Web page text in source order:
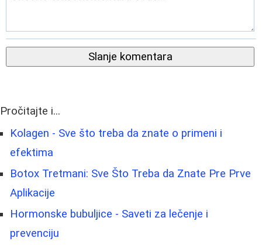
Slanje komentara
Pročitajte i...
Kolagen - Sve što treba da znate o primeni i
efektima
Botox Tretmani: Sve Što Treba da Znate Pre Prve
Aplikacije
Hormonske bubuljice - Saveti za lečenje i
prevenciju